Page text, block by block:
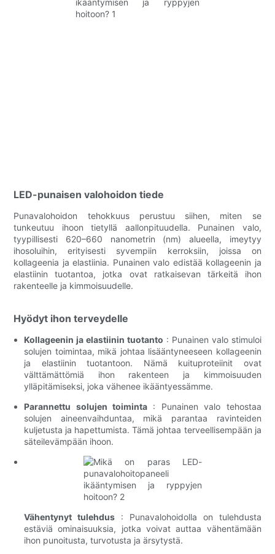
LED-punaisen valohoidon tiede
Punavalohoidon tehokkuus perustuu siihen, miten se
tunkeutuu ihoon tietyllä aallonpituudella. Punainen valo,
tyypillisesti 620–660 nanometrin (nm) alueella, imeytyy
ihosoluihin, erityisesti syvempiin kerroksiin, joissa on
kollageenia ja elastiinia. Punainen valo edistää kollageenin ja
elastiinin tuotantoa, jotka ovat ratkaisevan tärkeitä ihon
rakenteelle ja kimmoisuudelle.
Hyödyt ihon terveydelle
Kollageenin ja elastiinin tuotanto : Punainen valo stimuloi
solujen toimintaa, mikä johtaa lisääntyneeseen kollageenin
ja elastiinin tuotantoon. Nämä kuituproteiinit ovat
välttämättömiä ihon rakenteen ja kimmoisuuden
ylläpitämiseksi, joka vähenee ikääntyessämme.
Parannettu solujen toiminta : Punainen valo tehostaa
solujen aineenvaihduntaa, mikä parantaa ravinteiden
kuljetusta ja hapettumista. Tämä johtaa terveellisempään ja
säteilevämpään ihoon.
Vähentynyt tulehdus : Punavalohoidolla on tulehdusta
estäviä ominaisuuksia, jotka voivat auttaa vähentämään
ihon punoitusta, turvotusta ja ärsytystä.